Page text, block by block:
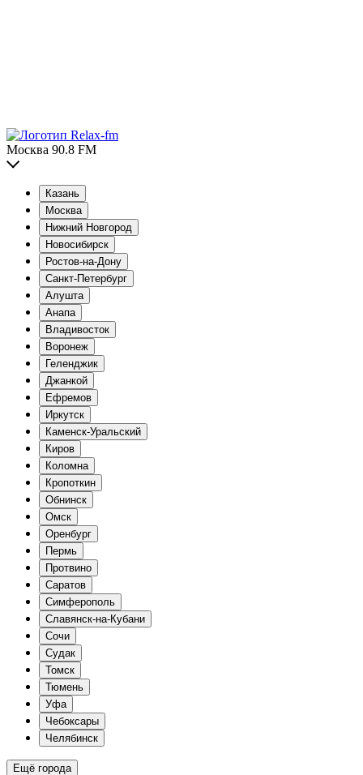
Москва 90.8 FM
Казань
Москва
Нижний Новгород
Новосибирск
Ростов-на-Дону
Санкт-Петербург
Алушта
Анапа
Владивосток
Воронеж
Геленджик
Джанкой
Ефремов
Иркутск
Каменск-Уральский
Киров
Коломна
Кропоткин
Обнинск
Омск
Оренбург
Пермь
Протвино
Саратов
Симферополь
Славянск-на-Кубани
Сочи
Судак
Томск
Тюмень
Уфа
Чебоксары
Челябинск
Ещё города